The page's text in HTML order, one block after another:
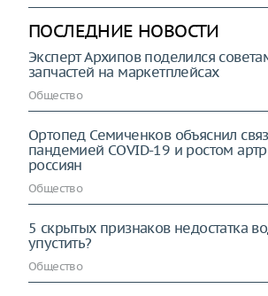
ПОСЛЕДНИЕ НОВОСТИ
Эксперт Архипoв поделился
запчастей на маркетплейсах
Общество
Ортопед Семиченков объяснил
пандемией COVID-19 и ростом
россиян
Общество
5 скрытых признаков недостатка
упустить?
Общество